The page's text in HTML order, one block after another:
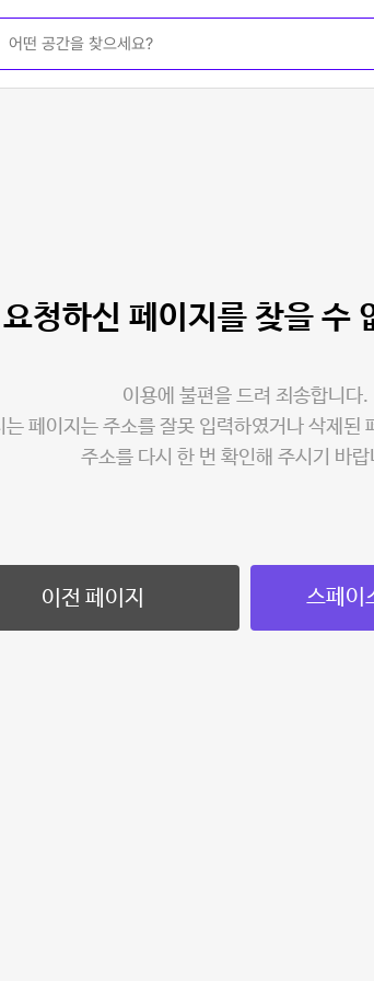
요청하신 페이지를 찾을 수
이용에 불편을 드려 죄송합니다.
는 페이지는 주소를 잘못 입력하였거나 삭제된
주소를 다시 한 번 확인해 주시기 바랍
이전 페이지 스페이